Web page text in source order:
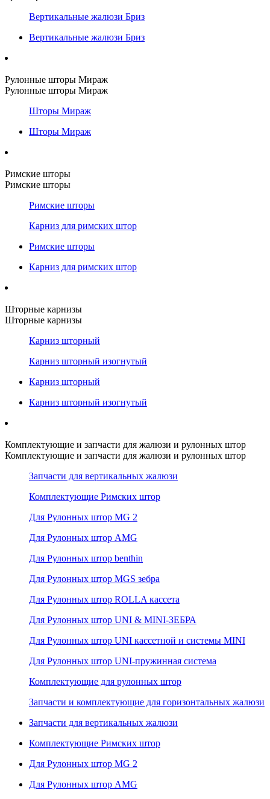
Вертикальные жалюзи Бриз
Вертикальные жалюзи Бриз
Рулонные шторы Мираж
Рулонные шторы Мираж
Шторы Мираж
Шторы Мираж
Римские шторы
Римские шторы
Римские шторы
Карниз для римских штор
Римские шторы
Карниз для римских штор
Шторные карнизы
Шторные карнизы
Карниз шторный
Карниз шторный изогнутый
Карниз шторный
Карниз шторный изогнутый
Комплектующие и запчасти для жалюзи и рулонных штор
Комплектующие и запчасти для жалюзи и рулонных штор
Запчасти для вертикальных жалюзи
Комплектующие Римских штор
Для Рулонных штор MG 2
Для Рулонных штор AMG
Для Рулонных штор benthin
Для Рулонных штор MGS зебра
Для Рулонных штор ROLLA кассета
Для Рулонных штор UNI & MINI-ЗЕБРА
Для Рулонных штор UNI кассетной и системы MINI
Для Рулонных штор UNI-пружинная система
Комплектующие для рулонных штор
Запчасти и комплектующие для горизонтальных жалюзи
Запчасти для вертикальных жалюзи
Комплектующие Римских штор
Для Рулонных штор MG 2
Для Рулонных штор AMG